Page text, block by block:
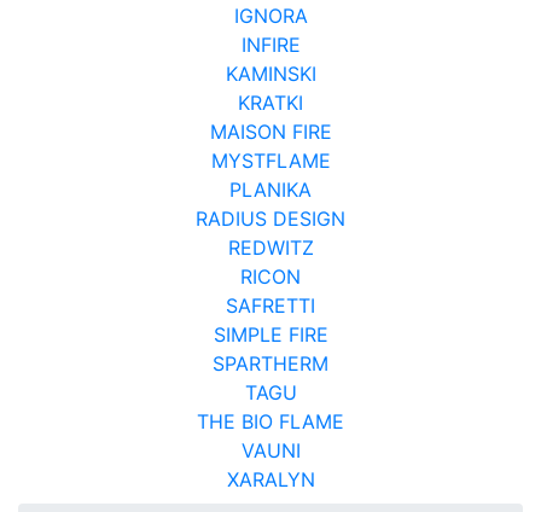
IGNORA
INFIRE
KAMINSKI
KRATKI
MAISON FIRE
MYSTFLAME
PLANIKA
RADIUS DESIGN
REDWITZ
RICON
SAFRETTI
SIMPLE FIRE
SPARTHERM
TAGU
THE BIO FLAME
VAUNI
XARALYN